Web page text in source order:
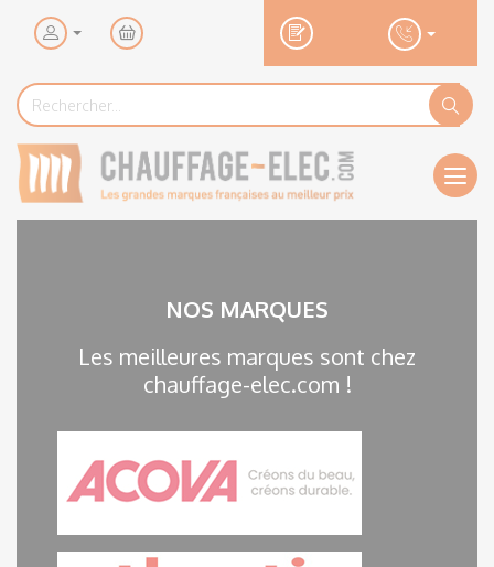
Mon
panier
Rechercher... Rechercher
Ok
NOS MARQUES
Les meilleures marques sont chez
chauffage-elec.com !